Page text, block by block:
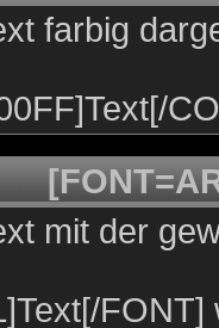
farbig
mit der